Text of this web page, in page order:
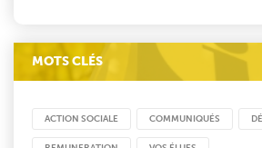
MOTS CLÉS
ACTION SOCIALE COMMUNIQUÉS